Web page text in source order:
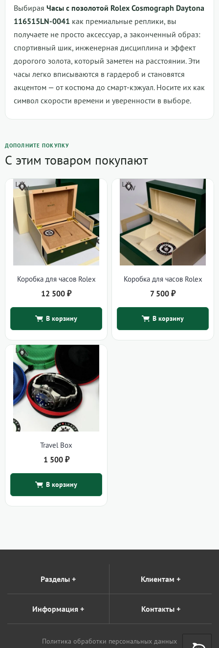
Выбирая Часы с позолотой Rolex Cosmograph Daytona
116515LN-0041 как премиальные реплики, вы
получаете не просто аксессуар, а законченный образ:
спортивный шик, инженерная дисциплина и эффект
дорогого золота, который заметен на расстоянии. Эти
часы легко вписываются в гардероб и становятся
акцентом — от костюма до смарт-кэжуал. Носите их как
символ скорости времени и уверенности в выборе.
ДОПОЛНИТЕ ПОКУПКУ
С этим товаром покупают
Коробка для часов Rolex
12 500 ₽
В корзину
Коробка для часов Rolex
7 500 ₽
В корзину
Travel Box
1 500 ₽
В корзину
Разделы + Клиентам +
Информация + Контакты+
Политика обработки персональных данных